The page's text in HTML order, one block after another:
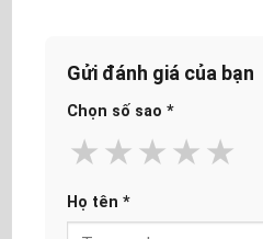
Gửi đánh giá của bạn
Chọn số sao *
★
★
★
★
★
Họ tên *